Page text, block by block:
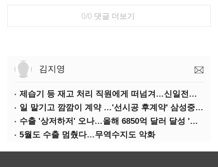
0/0 댓글 더보기
김지영
제습기 등 재고 처리 직원에게 떠넘겨…신일전자 '과징금 처벌'
일 맡기고 깜깜이 계약 …'선시공 후계약' 삼성중공업 덜미
수출 '상저하저' 오나…올해 6850억 달러 달성 '빨간불'
5월도 수출 멈췄다…무역수지도 악화